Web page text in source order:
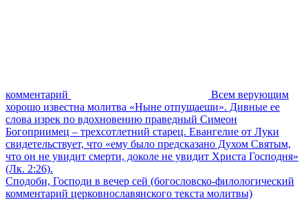
комментарий
Всем верующим
хорошо известна молитва «Ныне отпущаеши». Дивные ее
слова изрек по вдохновению праведный Симеон
Богоприимец – трехсотлетний старец. Евангелие от Луки
свидетельствует, что «ему было предсказано Духом Святым,
что он не увидит смерти, доколе не увидит Христа Господня»
(Лк. 2:26).
Сподоби, Господи в вечер сей (богословско-филологический
комментарий церковнославянского текста молитвы)